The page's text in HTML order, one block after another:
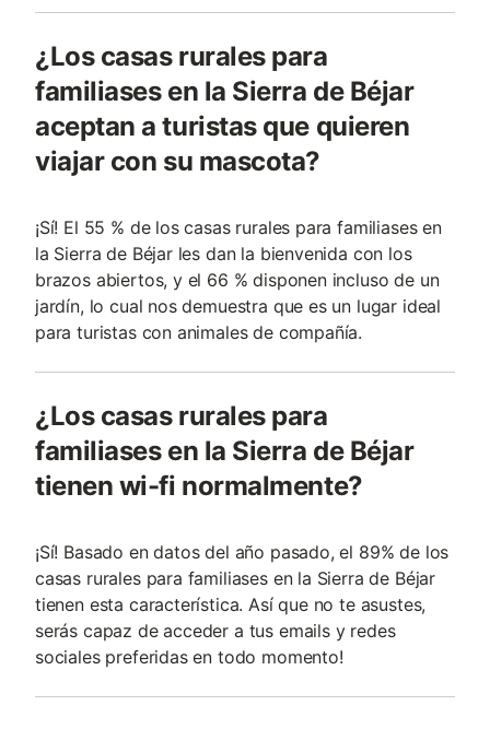
¿Los casas rurales para
familiases en la Sierra de Béjar
aceptan a turistas que quieren
viajar con su mascota?
¡Sí! El 55 % de los casas rurales para familiases en
la Sierra de Béjar les dan la bienvenida con los
brazos abiertos, y el 66 % disponen incluso de un
jardín, lo cual nos demuestra que es un lugar ideal
para turistas con animales de compañía.
¿Los casas rurales para
familiases en la Sierra de Béjar
tienen wi-fi normalmente?
¡Sí! Basado en datos del año pasado, el 89% de los
casas rurales para familiases en la Sierra de Béjar
tienen esta característica. Así que no te asustes,
serás capaz de acceder a tus emails y redes
sociales preferidas en todo momento!